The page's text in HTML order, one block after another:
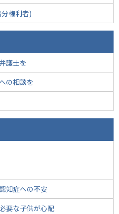
権利者)
護士を
の相談を
知症への不安
要な子供が心配